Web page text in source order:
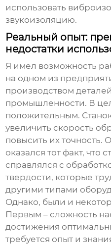
использовать
звукоизоляцию.
Реальный опыт:
недостатки
Я имел возможность
на одном из
производством
промышленности. В
положительным.
увеличить скорость
повысить их точность.
оказался тот факт, что
справлялся с
твердости, которые
другими типами
Однако, были и
Первым – сложность
достижения
требуется опыт и